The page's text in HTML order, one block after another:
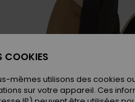
COOKIES
mêmes utilisons des cookies
sur votre appareil. Ces